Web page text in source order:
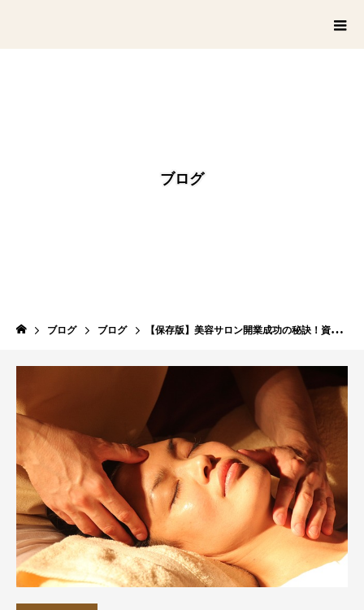
ブログ
ブログ ブログ 【保存版】美容サロン開業成功の秘訣！資金調達から差別化戦略まで完全ガイド